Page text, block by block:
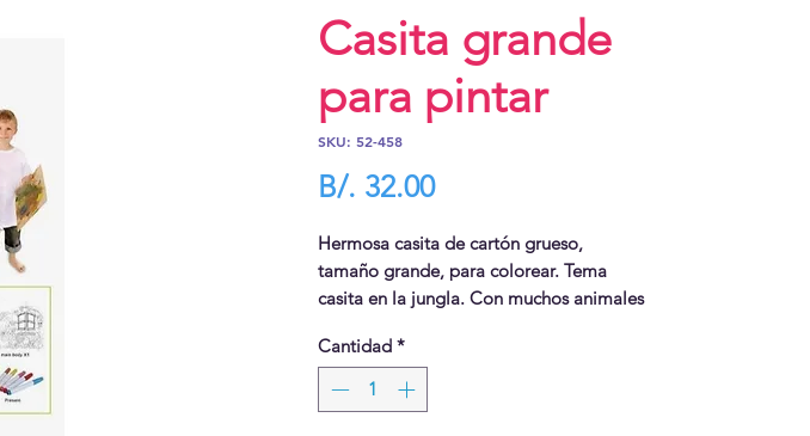
Casita grande
para pintar
SKU: 52-458
B/. 32.00Precio
Hermosa casita de cartón grueso,
tamaño grande, para colorear. Tema
casita en la jungla. Con muchos animales
Viene con 6 marcadores.
Tamaño 79 x 63 x 109 cms.
Cantidad *